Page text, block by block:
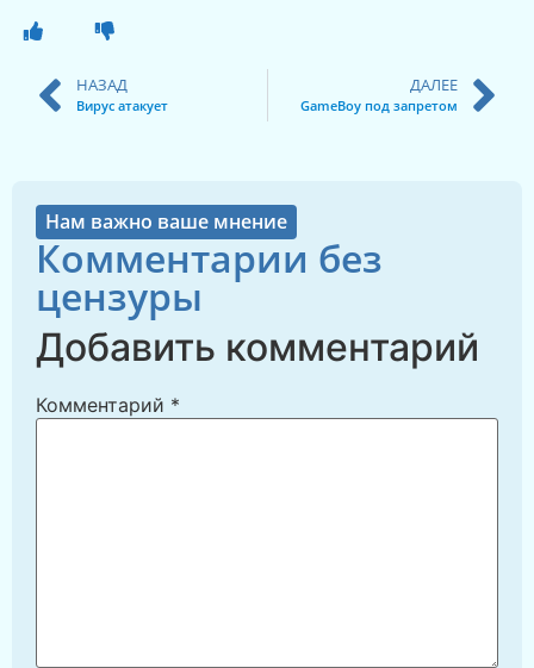
НАЗАД
Вирус атакует
ДАЛЕЕ
GameBoy под запретом
Нам важно ваше мнение
Комментарии без
цензуры
Добавить комментарий
Комментарий *